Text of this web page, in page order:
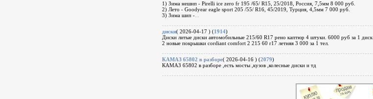
1) Зима нешип - Pirelli ice zero fr 195 /65/ R15, 25/2018, Россия, 7,5мм 8 000 руб.
2) Лето - Goodyear eagle sport 205 /55/ R16, 45/2019, Турция, 4,5мм 7 000 руб.
3) Зима шип -
диски( 2026-04-17 ) (1914)
Диски литые диски автомобильные 215/60 R17 рено каптюр 4 штуки. 6000 руб за 1 диск
2 новые покрышки cordiant comfort 2 215 60 r17 летняя 3 000 за 1 тел.
КАМАЗ 65802 в разборе( 2026-04-16 ) (2079)
КАМАЗ 65802 в разборе ,есть мосты ,кузов ,колесные диски и тд